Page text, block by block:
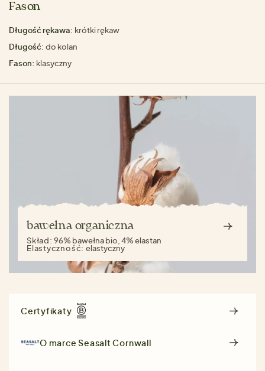
Fason
Długość rękawa: krótki rękaw
Długość: do kolan
Fason: klasyczny
bawełna organiczna
Skład:96% bawełna bio, 4% elastan
Elastyczność: elastyczny
Certyfikaty
O marceSeasalt Cornwall